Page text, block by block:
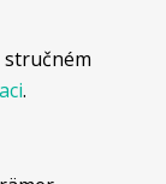
stručném
.